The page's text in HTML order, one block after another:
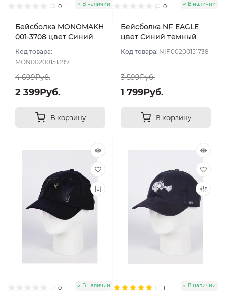
0 В наличии
Бейсболка MONOMAKH
001-3708 цвет Синий
Код товара:
MON00200151399
4 699Руб.
2 399Руб.
В корзину
0 В наличии
Бейсболка NF EAGLE
цвет Синий тёмный
Код товара: NIF00200151738
3 599Руб.
1 799Руб.
В корзину
0 В наличии 1 В наличии